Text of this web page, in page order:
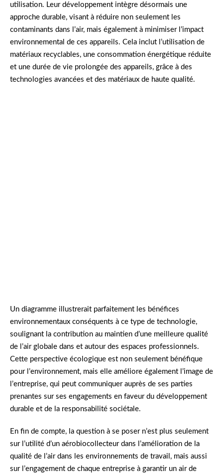
utilisation. Leur développement intègre désormais une
approche durable, visant à réduire non seulement les
contaminants dans l’air, mais également à minimiser l’impact
environnemental de ces appareils. Cela inclut l’utilisation de
matériaux recyclables, une consommation énergétique réduite
et une durée de vie prolongée des appareils, grâce à des
technologies avancées et des matériaux de haute qualité.
Un diagramme illustrerait parfaitement les bénéfices
environnementaux conséquents à ce type de technologie,
soulignant la contribution au maintien d’une meilleure qualité
de l’air globale dans et autour des espaces professionnels.
Cette perspective écologique est non seulement bénéfique
pour l’environnement, mais elle améliore également l’image de
l’entreprise, qui peut communiquer auprès de ses parties
prenantes sur ses engagements en faveur du développement
durable et de la responsabilité sociétale.
En fin de compte, la question à se poser n’est plus seulement
sur l’utilité d’un aérobiocollecteur dans l’amélioration de la
qualité de l’air dans les environnements de travail, mais aussi
sur l’engagement de chaque entreprise à garantir un air de